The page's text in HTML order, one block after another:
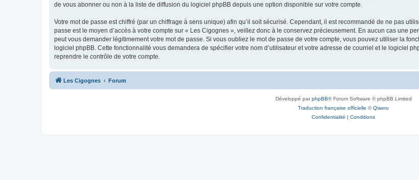
de vous abonner ou non à la liste de diffusion du logiciel phpBB depuis une option disponible sur votre compte.
Votre mot de passe est chiffré (par un chiffrage à sens unique) afin qu’il soit sécurisé. Cependant, il est recommandé de ne pas
passe est le moyen d’accès à votre compte sur « Les Cigognes », veillez donc à le conservez précieusement. En aucun cas une
peut vous demander légitimement votre mot de passe. Si vous oubliez le mot de passe de votre compte, vous pouvez utiliser la
logiciel phpBB. Cette fonctionnalité vous demandera de spécifier votre nom d’utilisateur et votre adresse de courriel et le logiciel
reprendre le contrôle de votre compte.
Les Cigognes Forum
Développé parphpBB® Forum Software © phpBB Limited
Traduction française officielle ©Qiaeru
Confidentialité | Conditions